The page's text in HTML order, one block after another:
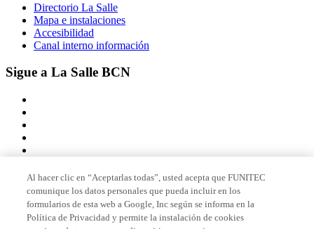
Directorio La Salle
Mapa e instalaciones
Accesibilidad
Canal interno información
Sigue a La Salle BCN
Miembro de
Al hacer clic en “Aceptarlas todas”, usted acepta que FUNITEC
comunique los datos personales que pueda incluir en los
formularios de esta web a Google, Inc según se informa en la
Política de Privacidad y permite la instalación de cookies